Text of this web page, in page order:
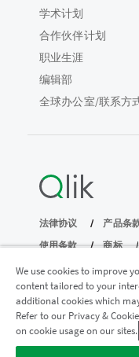
学术计划
合作伙伴计划
职业生涯
编辑部
全球办公室/联系方
法律协议 产品条
使用条款
商标
版权所有 © 1993-2026
加入分析现代化
We use cookies to improve
content tailored to your
additional cookies which
Refer to our Privacy &
on cookie usage on our sites.